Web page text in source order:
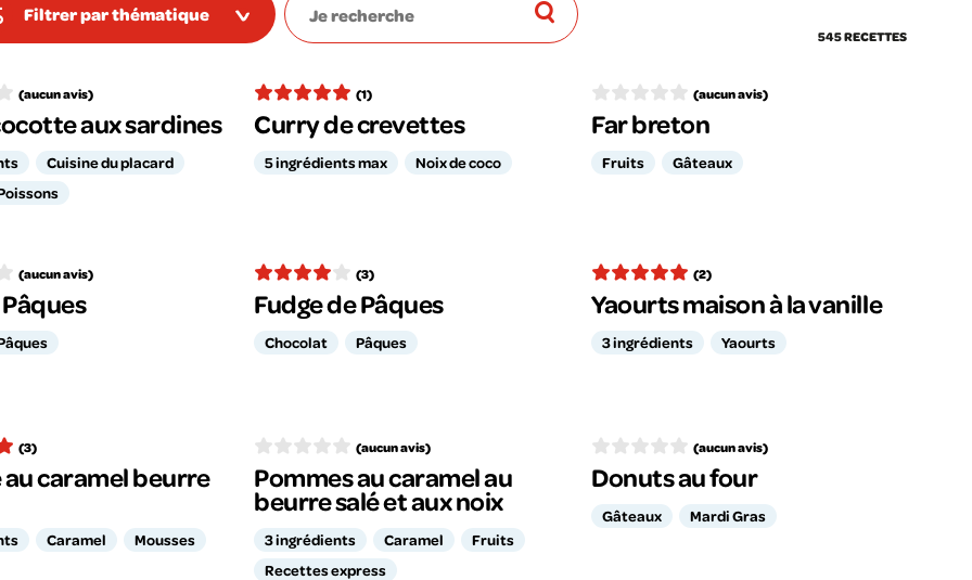
Filtrer par thématique
545 RECETTES
(aucun avis)
aux sardines
Cuisine du placard
(1)
Curry de crevettes
5 ingrédients max Noix de coco
(aucun avis)
Far breton
Fruits Gâteaux
(aucun avis) (3)
Fudge de Pâques
Chocolat Pâques
(2)
Yaourts maison à la vanille
3 ingrédients Yaourts
(3)
au caramel beurre
Caramel Mousses
(aucun avis)
Pommes au caramel au
beurre salé et aux noix
3 ingrédients Caramel
Fruits
Recettes express
(aucun avis)
Donuts au four
Gâteaux Mardi Gras